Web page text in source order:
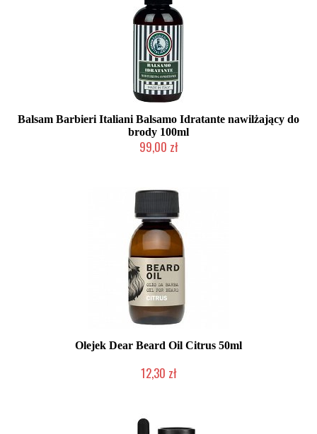
Balsam Barbieri Italiani Balsamo Idratante nawilżający do
brody 100ml
99,00 zł
Olejek Dear Beard Oil Citrus 50ml
12,30 zł